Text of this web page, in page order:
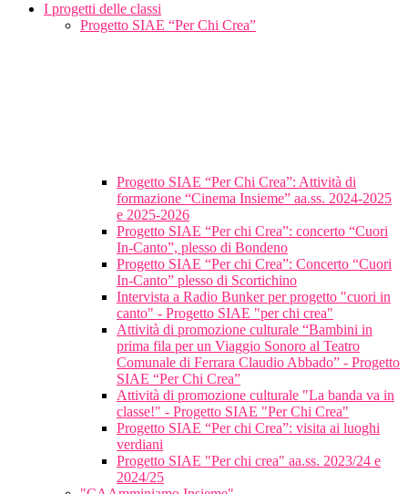
I progetti delle classi
Progetto SIAE “Per Chi Crea”
Progetto SIAE “Per Chi Crea”: Attività di
formazione “Cinema Insieme” aa.ss. 2024-2025
e 2025-2026
Progetto SIAE “Per chi Crea”: concerto “Cuori
In-Canto”, plesso di Bondeno
Progetto SIAE “Per chi Crea”: Concerto “Cuori
In-Canto” plesso di Scortichino
Intervista a Radio Bunker per progetto "cuori in
canto" - Progetto SIAE "per chi crea"
Attività di promozione culturale “Bambini in
prima fila per un Viaggio Sonoro al Teatro
Comunale di Ferrara Claudio Abbado” - Progetto
SIAE “Per Chi Crea”
Attività di promozione culturale "La banda va in
classe!" - Progetto SIAE "Per Chi Crea"
Progetto SIAE “Per chi Crea”: visita ai luoghi
verdiani
Progetto SIAE "Per chi crea" aa.ss. 2023/24 e
2024/25